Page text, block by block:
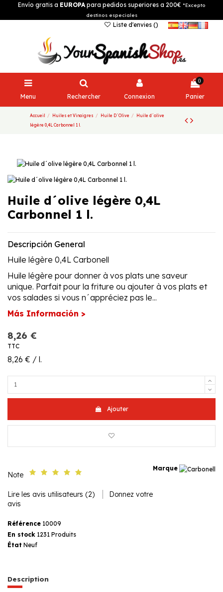
Envío gratis a EUROPApara pedidos superiores a 200€ *Excepto
destinos especiales
Liste d'envies ()
Menu Rechercher Connexion
0
Panier
Accueil Huiles et Vinaigres Huile D´Olive
Huile d´olive
légère 0,4L Carbonnel 1 l.
Huile d´olive légère 0,4L
Carbonnel 1 l.
Descripción General
Huile légère 0,4L Carbonell
Huile légère pour donner à vos plats une saveur
unique. Parfait pour la friture ou ajouter à vos plats et
vos salades si vous n´appréciez pas le...
Más Información >
8,26 €
TTC
8,26 € / l.
Ajouter
Marque
Note
Lire les avis utilisateurs (2)
Donnez votre
avis
Référence 10009
En stock 1231 Produits
État Neuf
Description